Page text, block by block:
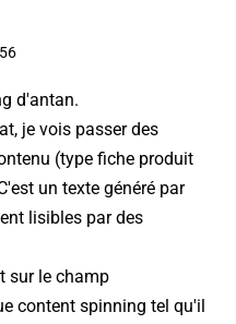
d'antan.
je vois passer des
(type fiche produit
un texte généré par
lisibles par des
sur le champ
content spinning tel qu'il